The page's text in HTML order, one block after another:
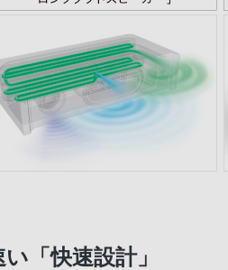
「快速設計」